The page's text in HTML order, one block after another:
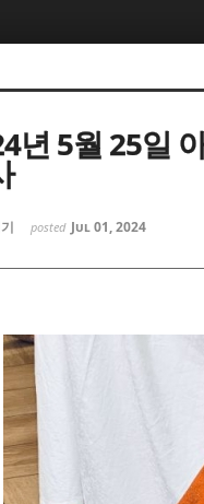
년 5월 25일
posted Jul 01, 2024
스케
스케
스케
스케